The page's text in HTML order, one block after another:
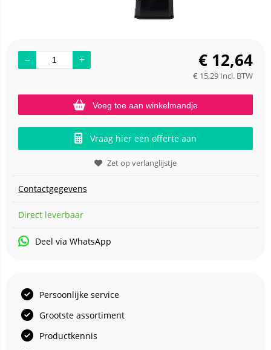
€ 12,64
€ 15,29 Incl. BTW
Voeg toe aan winkelmandje
Vraag hier een offerte aan
Zet op verlanglijstje
Contactgegevens
Direct leverbaar
Deel via WhatsApp
Persoonlijke service
Grootste assortiment
Productkennis